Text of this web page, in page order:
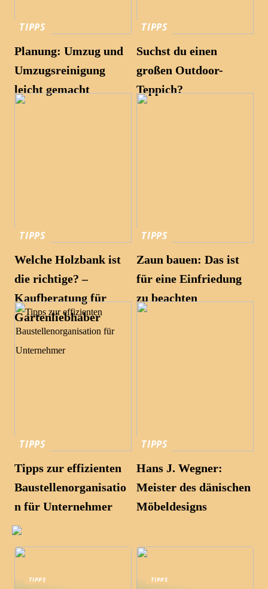
TIPPS
Planung: Umzug und
Umzugsreinigung
leicht gemacht
TIPPS
Suchst du einen
großen Outdoor-
Teppich?
TIPPS
Welche Holzbank ist
die richtige? –
Kaufberatung für
Gartenliebhaber
TIPPS
Zaun bauen: Das ist
für eine Einfriedung
zu beachten
TIPPS
Tipps zur effizienten
Baustellenorganisatio
n für Unternehmer
TIPPS
Hans J. Wegner:
Meister des dänischen
Möbeldesigns
TIPPS TIPPS